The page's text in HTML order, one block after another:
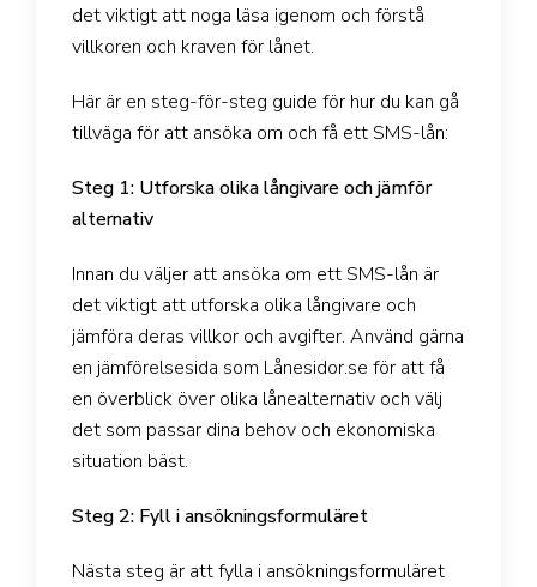
det viktigt att noga läsa igenom och förstå
villkoren och kraven för lånet.
Här är en steg-för-steg guide för hur du kan gå
tillväga för att ansöka om och få ett SMS-lån:
Steg 1: Utforska olika långivare och jämför
alternativ
Innan du väljer att ansöka om ett SMS-lån är
det viktigt att utforska olika långivare och
jämföra deras villkor och avgifter. Använd gärna
en jämförelsesida som Lånesidor.se för att få
en överblick över olika lånealternativ och välj
det som passar dina behov och ekonomiska
situation bäst.
Steg 2: Fyll i ansökningsformuläret
Nästa steg är att fylla i ansökningsformuläret